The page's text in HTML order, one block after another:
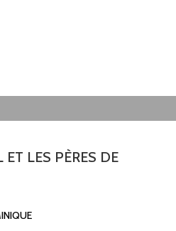
ET LES PÈRES DE